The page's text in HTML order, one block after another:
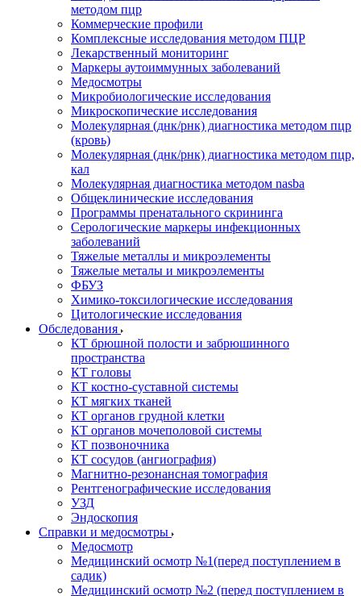
методом пцр
Коммерческие профили
Комплексные исследования методом ПЦР
Лекарственный мониторинг
Маркеры аутоиммунных заболеваний
Медосмотры
Микробиологические исследования
Микроскопические исследования
Молекулярная (днк/рнк) диагностика методом пцр
(кровь)
Молекулярная (днк/рнк) диагностика методом пцр,
кал
Молекулярная диагностика методом nasba
Общеклинические исследования
Программы пренатального скрининга
Серологические маркеры инфекционных
заболеваний
Тяжелые металлы и микроэлементы
Тяжелые металы и микроэлементы
ФБУЗ
Химико-токсилогические исследования
Цитологические исследования
Обследования
КТ брюшной полости и забрюшинного
пространства
КТ головы
КТ костно-суставной системы
КТ мягких тканей
КТ органов грудной клетки
КТ органов мочеполовой системы
КТ позвоночника
КТ сосудов (ангиография)
Магнитно-резонансная томография
Рентгенографические исследования
УЗД
Эндоскопия
Справки и медосмотры
Медосмотр
Медицинский осмотр №1(перед поступлением в
садик)
Медицинский осмотр №2 (перед поступлением в